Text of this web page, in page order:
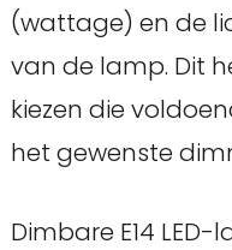
(wattage) en de
van de lamp. Dit
kiezen die
het gewenste
Dimbare E14